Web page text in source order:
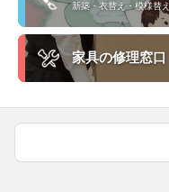
新築・衣替え・模様替え
家具の修理窓口